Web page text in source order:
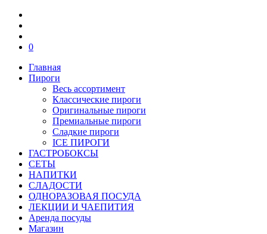
0
Главная
Пироги
Весь ассортимент
Классические пироги
Оригинальные пироги
Премиальные пироги
Сладкие пироги
ICE ПИРОГИ
ГАСТРОБОКСЫ
СЕТЫ
НАПИТКИ
СЛАДОСТИ
ОДНОРАЗОВАЯ ПОСУДА
ЛЕКЦИИ И ЧАЕПИТИЯ
Аренда посуды
Магазин